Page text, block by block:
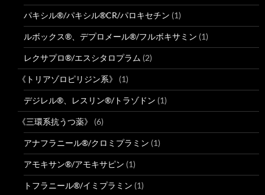
パキシル®/パキシル®CR/パロキセチン (1)
ルボックス®、デプロメール®/フルボキサミン (1)
レクサプロ®/エスシタロプラム (2)
《トリアゾロピリジン系》 (1)
デジレル®、レスリン®/トラゾドン (1)
《三環系抗うつ薬》 (6)
アナフラニール®/クロミプラミン (1)
アモキサン®/アモキサピン (1)
トフラニール®/イミプラミン (1)